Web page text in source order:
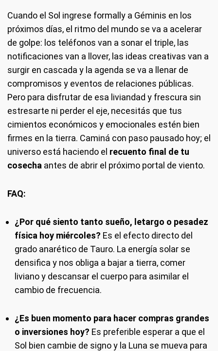
Cuando el Sol ingrese formally a Géminis en los
próximos días, el ritmo del mundo se va a acelerar
de golpe: los teléfonos van a sonar el triple, las
notificaciones van a llover, las ideas creativas van a
surgir en cascada y la agenda se va a llenar de
compromisos y eventos de relaciones públicas.
Pero para disfrutar de esa liviandad y frescura sin
estresarte ni perder el eje, necesitás que tus
cimientos económicos y emocionales estén bien
firmes en la tierra. Caminá con paso pausado hoy; el
universo está haciendo el recuento final de tu
cosecha antes de abrir el próximo portal de viento.
FAQ:
¿Por qué siento tanto sueño, letargo o pesadez
física hoy miércoles? Es el efecto directo del
grado anarético de Tauro. La energía solar se
densifica y nos obliga a bajar a tierra, comer
liviano y descansar el cuerpo para asimilar el
cambio de frecuencia.
¿Es buen momento para hacer compras grandes
o inversiones hoy? Es preferible esperar a que el
Sol bien cambie de signo y la Luna se mueva para